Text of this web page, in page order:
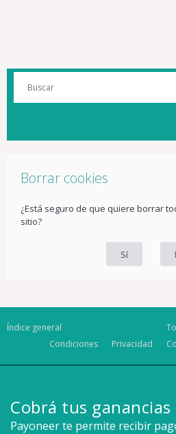
Borrar cookies
¿Está seguro de que quiere borrar
sitio?
Índice general
Privacidad
Condiciones
Cobrá tus
Payoneer te permite recibir